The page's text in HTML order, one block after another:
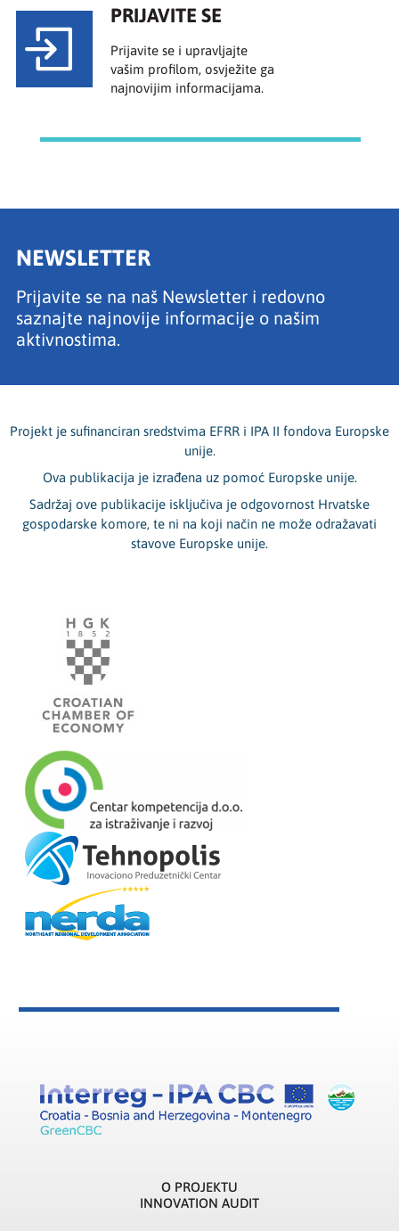
PRIJAVITE SE
Prijavite se i upravljajte
vašim profilom, osvježite ga
najnovijim informacijama.
NEWSLETTER
Prijavite se na naš Newsletter i redovno
saznajte najnovije informacije o našim
aktivnostima.
Projekt je sufinanciran sredstvima EFRR i IPA II fondova Europske
unije.
Ova publikacija je izrađena uz pomoć Europske unije.
Sadržaj ove publikacije isključiva je odgovornost Hrvatske
gospodarske komore, te ni na koji način ne može odražavati
stavove Europske unije.
O PROJEKTU
INNOVATION AUDIT